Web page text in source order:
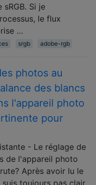
Si je
le flux
…
srgb adobe-rgb
photos au
des blancs
l'appareil photo
pour
- Le réglage de
de l'appareil photo
Après avoir lu le
toujours pas clair